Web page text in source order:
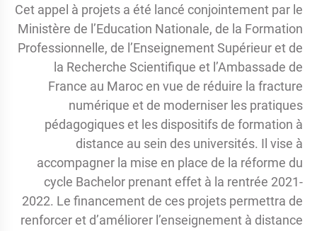
Cet appel à projets a été lancé conjointement par le
Ministère de l’Education Nationale, de la Formation
Professionnelle, de l’Enseignement Supérieur et de
la Recherche Scientifique et l’Ambassade de
France au Maroc en vue de réduire la fracture
numérique et de moderniser les pratiques
pédagogiques et les dispositifs de formation à
distance au sein des universités. Il vise à
accompagner la mise en place de la réforme du
cycle Bachelor prenant effet à la rentrée 2021-
2022. Le financement de ces projets permettra de
renforcer et d’améliorer l’enseignement à distance